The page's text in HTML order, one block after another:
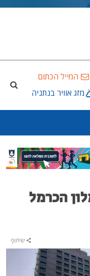
המייל הכתום
מזג אוויר בנתניה
הכרמל
שיתוף